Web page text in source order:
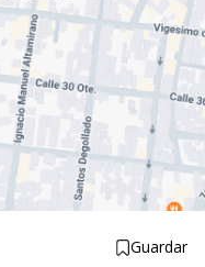
Guardar